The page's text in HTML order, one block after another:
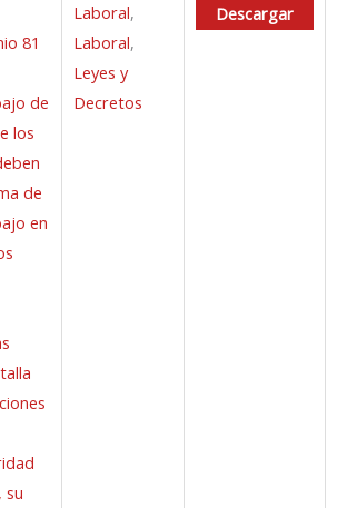
81
de
los
de
en
su
Laboral,
Laboral,
Leyes y
Decretos
Descargar